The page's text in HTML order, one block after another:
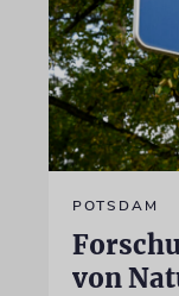
POTSDAM
von